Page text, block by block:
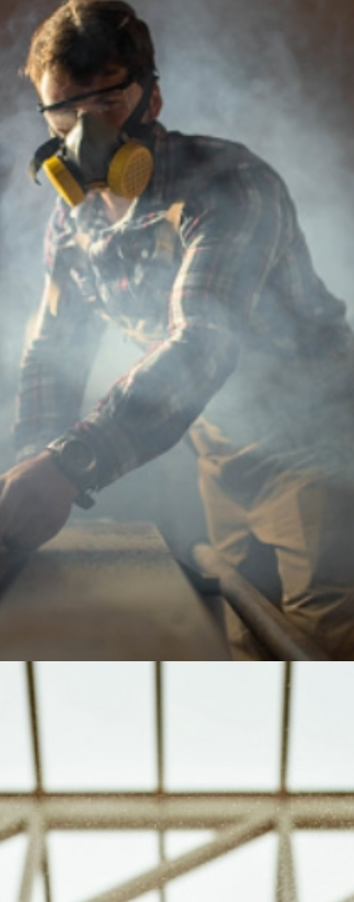
NOS BUREAUX D’ÉTUDES
CMBS possède ses propres bureaux d’études pour
les domaines de la charpente et des ossatures bois
ainsi que pour la menuiserie et la conception
d’escaliers. Nos équipes de techniciens d’étude
travaillent en DAO et CAO sur les logiciels
AutoCAD, MD bat, Cadwork, Graitec, Woodwop,
Compass, Alphacam.
NOTRE ATELIER DE PRODUCTION
MENUISERIE ET AGENCEMENT
Structuré en 4 zones distinctes (Débit – Usinage –
Panneaux/Agencement – Montage), il est équipé
des outils suivants : scie multi-lames avec repérage
et positionnement laser, commande numérique 5
axes (13 mètres, travail en 2 postes possible), scie à
panneau à plat avec logiciel d’optimisation du
débit, plaqueuse de chants, dégauchisseuse,
raboteuse, toupie, matériaux électroportatifs.